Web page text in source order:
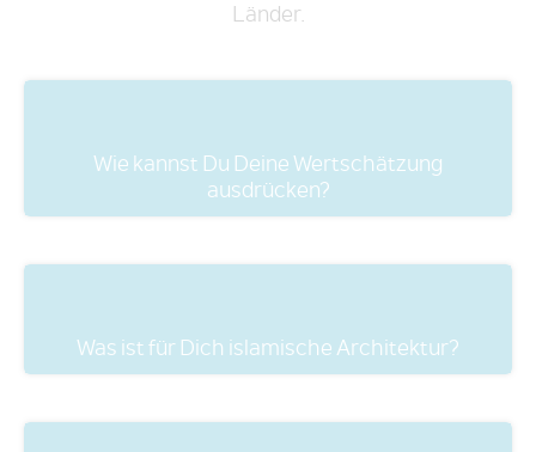
Länder.
Wie kannst Du Deine Wertschätzung
ausdrücken?
Was ist für Dich islamische Architektur?